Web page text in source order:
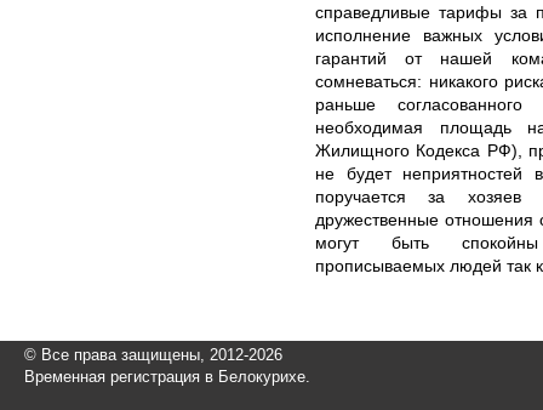
справедливые тарифы за
исполнение важных
гарантий от нашей
сомневаться: никакого
раньше
необходимая площадь
Жилищного Кодекса РФ),
не будет
поручается за
дружественные
могут быть спокойны
прописываемых людей так
© Все права защищены, 2012-2026
Временная регистрация в Белокурихе.